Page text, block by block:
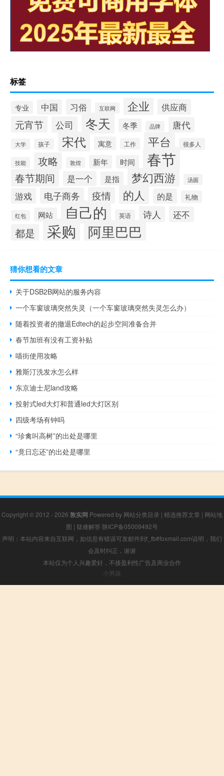
标签
专业 中国 习俗 互联网 企业 供应商
元宵节 公司 冬天 冬季 品牌 唐代
大学 孩子 宋代 寓意 工作 平台 很多人
技能 攻略 敦煌 新年 时间 春节
春节期间 是一个 是指 梦幻西游 汤圆
游戏 电子商务 疫情 的人 的是 礼物
红包 网站 自己的 英语 诗人 还不
都是 采购 阿里巴巴
猜你想看的文章
关于DSB2B网站的服务内容
一个车窗玻璃突然失灵（一个车窗玻璃突然失灵怎么办）
随着投资者的撤退Edtech的起步空间准备合并
春节加班有没有工资补贴
喵街使用攻略
雅斯汀洗发水怎么样
东京迪士尼land攻略
投射式led大灯和普通led大灯区别
四级考场有钟吗
“珍禽叫高树”的出处是哪里
“竟日忘还”的出处是哪里
Copyright © 2012 - 2026 敦实网 Powered by 网站分类目录 | 精选推荐文章 | 网站地
图 | 疑难解答 陕ICP备05009492号
声明：本站内容来自互联网，如信息有错误可发邮件到f_fb#foxmail.com说明，我们
会及时纠正，谢谢
本站仅为个人兴趣爱好，不接盈利性广告及商业合作
小男孩